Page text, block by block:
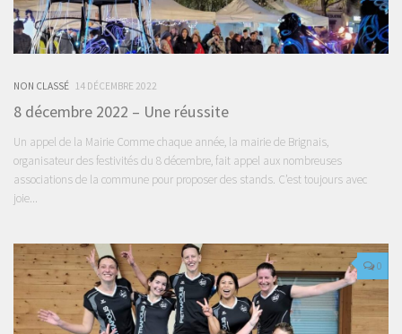
NON CLASSÉ 14 DÉCEMBRE 2022
8 décembre 2022 – Une réussite
Un appel de la Mairie Comme chaque année, la mairie de Brignais,
organisateur des festivités du 8 décembre, fait appel aux nombreuses
associations de la commune pour proposer des stands. C’est toujours avec
joie...
0